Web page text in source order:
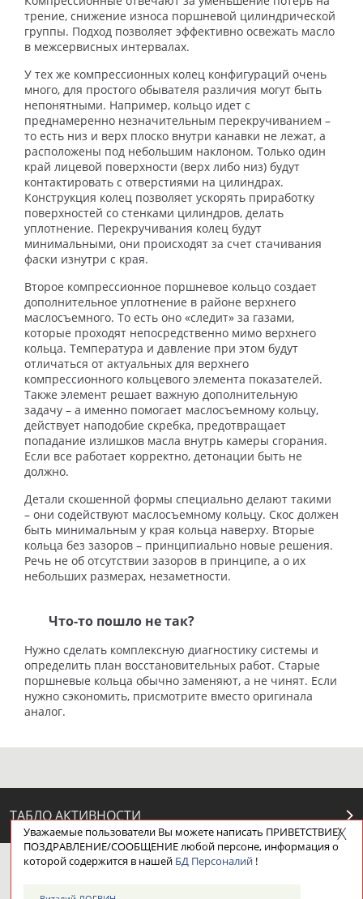
трение, снижение износа поршневой цилиндрической
группы. Подход позволяет эффективно освежать масло
в межсервисных интервалах.
У тех же компрессионных колец конфигураций очень
много, для простого обывателя различия могут быть
непонятными. Например, кольцо идет с
преднамеренно незначительным перекручиванием –
то есть низ и верх плоско внутри канавки не лежат, а
расположены под небольшим наклоном. Только один
край лицевой поверхности (верх либо низ) будут
контактировать с отверстиями на цилиндрах.
Конструкция колец позволяет ускорять приработку
поверхностей со стенками цилиндров, делать
уплотнение. Перекручивания колец будут
минимальными, они происходят за счет стачивания
фаски изнутри с края.
Второе компрессионное поршневое кольцо создает
дополнительное уплотнение в районе верхнего
маслосъемного. То есть оно «следит» за газами,
которые проходят непосредственно мимо верхнего
кольца. Температура и давление при этом будут
отличаться от актуальных для верхнего
компрессионного кольцевого элемента показателей.
Также элемент решает важную дополнительную
задачу – а именно помогает маслосъемному кольцу,
действует наподобие скребка, предотвращает
попадание излишков масла внутрь камеры сгорания.
Если все работает корректно, детонации быть не
должно.
Детали скошенной формы специально делают такими
– они содействуют маслосъемному кольцу. Скос должен
быть минимальным у края кольца наверху. Вторые
кольца без зазоров – принципиально новые решения.
Речь не об отсутствии зазоров в принципе, а о их
небольших размерах, незаметности.
Что-то пошло не так?
Нужно сделать комплексную диагностику системы и
определить план восстановительных работ. Старые
поршневые кольца обычно заменяют, а не чинят. Если
нужно сэкономить, присмотрите вместо оригинала
аналог.
ТАБЛО АКТИВНОСТИ
ЦЕЛИ ПРОЕКТА НАШИ КНОПКИ
Уважаемые пользователи Вы можете написать ПРИВЕТСТВИЕ/
ПОЗДРАВЛЕНИЕ/СООБЩЕНИЕ любой персоне, информация о
которой содержится в нашей БД Персоналий!